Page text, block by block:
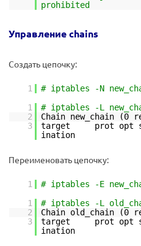
prohibited
Управление chains
Создать цепочку:
1
# iptables -N
1
# iptables -L
2
Chain new_chain (0
3
target prot
ination
Переименовать цепочку:
1
# iptables -E
1
# iptables -L
2
Chain old_chain (0
3
target prot
ination